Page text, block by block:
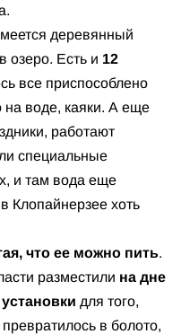
деревянный
озеро. Есть и 12
все приспособлено
на воде, каяки. А еще
работают
специальные
и там вода еще
Клопайнерзее хоть
что ее можно пить.
разместили на дне
для того,
в болото,